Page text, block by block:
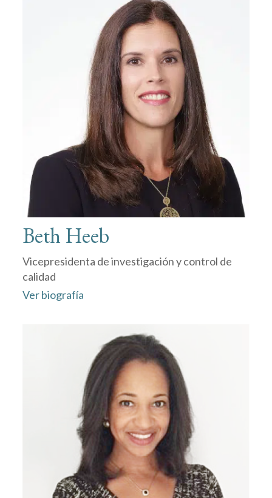
Beth Heeb
Vicepresidenta de investigación y control de
calidad
Ver biografía